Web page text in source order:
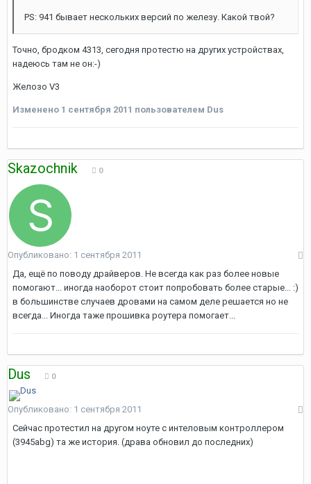
PS: 941 бывает нескольких версий по железу. Какой твой?
Точно, бродком 4313, сегодня протестю на других устройствах,
надеюсь там не он:-)
Желозо V3
Изменено 1 сентября 2011 пользователем Dus
Skazochnik 0
Опубликовано: 1 сентября 2011
Да, ещё по поводу драйверов. Не всегда как раз более новые
помогают... иногда наоборот стоит попробовать более старые... :)
в большинстве случаев дровами на самом деле решается но не
всегда... Иногда таже прошивка роутера помогает...
Dus 0
Опубликовано: 1 сентября 2011
Сейчас протестил на другом ноуте с интеловым контроллером
(3945abg) та же история. (драва обновил до последних)